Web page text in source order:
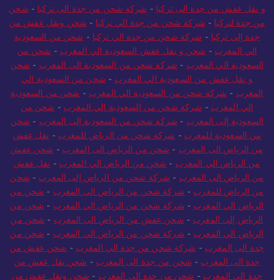
تركيا
-نقل عفش من جدة الى تركيا- شحن من جدة إلى تركيا - شحن
و نقل عفش من جدة الى تركيا- شركة شحن من جدة الى تركيا-شحن
من جدة لتركيا - شركة شحن من جدة الي تركيا - شحن ونقل عفش من
جدة إلى تركيا-شركة شحن من جدة الي تركيا -شحن من السعودية
الي المغرب
- شحن و نقل عفش السعودية الي المغرب - شحن من
السعودية الي المغرب-شركة شحن من السعودية الى المغرب-شحن
و نقل عفش من السعودية الي المغرب- شحن من السعودية الي
المغرب-شركة شحن من السعودية الي المغرب-شحن من السعودية
الي المغرب-شركة شحن من السعودية الي المغرب-شحن من
السعودية إلى المغرب
- شركة شحن من السعودية إلى المغرب -شحن
من السعودية للمغرب
شركة شحن من الرياض للمغرب-نقل عفش
من الرياض الى المغرب
-شحن من الرياض الى المغرب - شحن عفش
من الرياض الي المغرب-شحن من الرياض الي المغرب -
نقل عفش
من الرياض الى المغرب -شركة شحن من الرياض إلى المغرب - شحن
من الرياض للمغرب
- شركة شحن من الرياض الى المغرب - شحن من
الرياض الي المغرب
- شركة شحن من الرياض الي المغرب - شحن من
الرياض إلى المغرب
-شحن عفش من الرياض الى المغرب - شحن من
الرياض الي المغرب- شركة شحن من الرياض الي المغرب - شحن من
جدة الى المغرب
-شركة شحن من جدة الي المغرب- شحن عفش من
جدة الى المغرب -شحن من جدة الى المغرب -شحن نقل عفش من